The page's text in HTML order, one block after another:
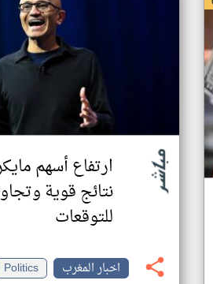
ارتفاع أسهم
نتائج قوية
للتوقعات
اخبار المغرب
Politics